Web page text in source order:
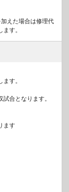
えた場合は修理代
す。
す。
合となります。
ます